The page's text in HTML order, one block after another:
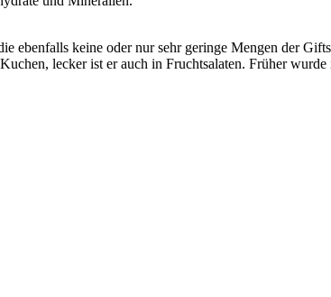
ebenfalls keine oder nur sehr geringe Mengen der
lecker ist er auch in Fruchtsalaten. Früher